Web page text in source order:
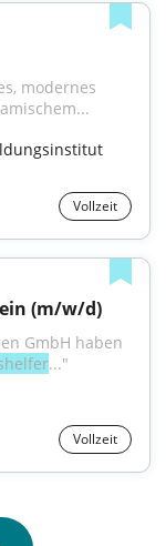
modernes
Vollzeit
(m/w/d)
GmbH haben
..."
Vollzeit